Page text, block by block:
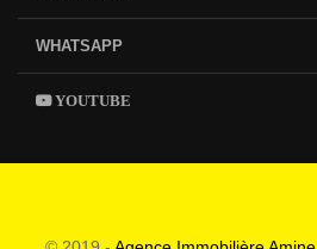
WHATSAPP
YOUTUBE